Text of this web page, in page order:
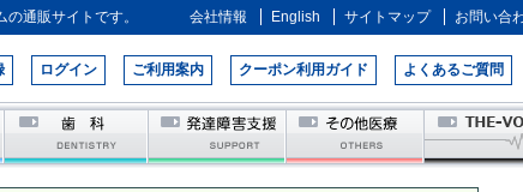
通販サイトです。 会社情報 English サイトマップ お問い合
ログイン ご利用案内 クーポン利用ガイド よくあるご質問